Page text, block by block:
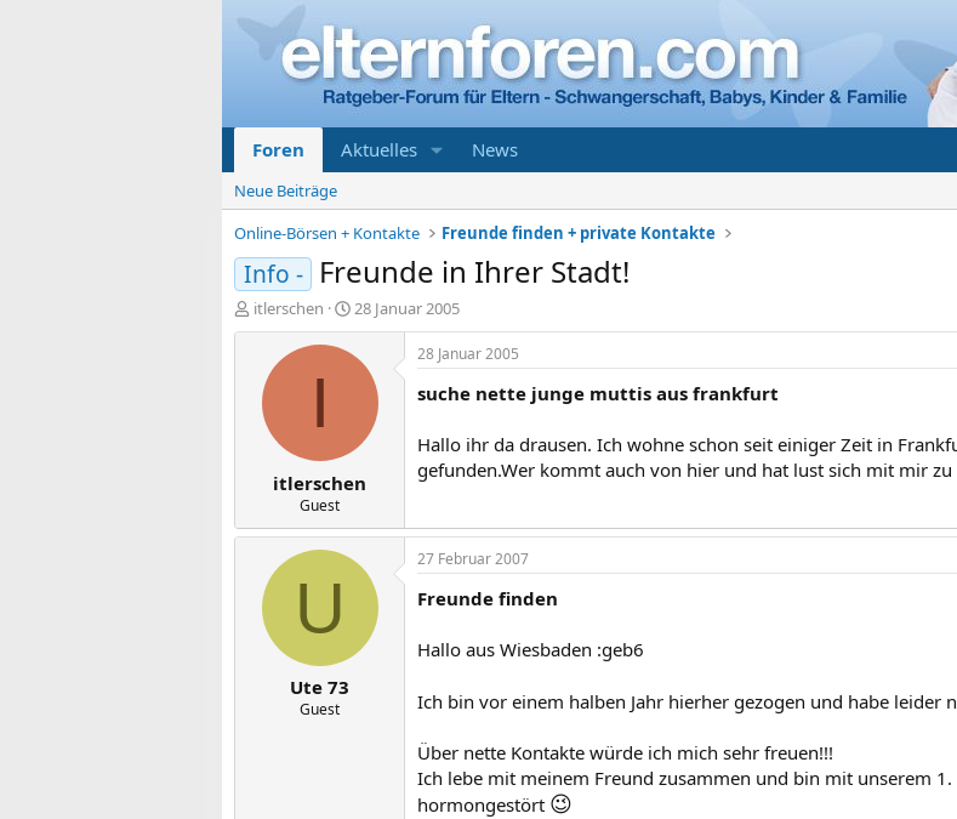
Foren Aktuelles News
Neue Beiträge
Online-Börsen + Kontakte
Freunde finden + private Kontakte
Info - Freunde in Ihrer Stadt!
E
r
itlerschen
E
r
s
a
28 Januar 2005
I
itlerschen
Guest
28 Januar 2005
suche nette junge muttis aus frankfurt
Hallo ihr da drausen. Ich wohne schon seit einiger Zeit in
gefunden.Wer kommt auch von hier und hat lust sich mit mir
U
Ute 73
Guest
27 Februar 2007
Freunde finden
Hallo aus Wiesbaden :geb6
Ich bin vor einem halben Jahr hierher gezogen und habe leider
Über nette Kontakte würde ich mich sehr freuen!!!
Ich lebe mit meinem Freund zusammen und bin mit unserem
hormongestört 😉